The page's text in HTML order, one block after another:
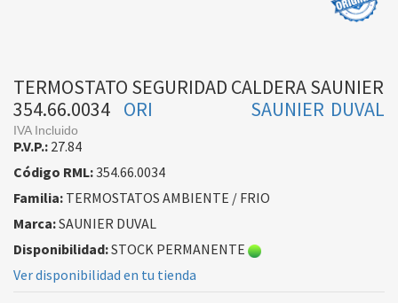
TERMOSTATO SEGURIDAD CALDERA SAUNIER
354.66.0034
SAUNIER DUVAL
ORI
IVA Incluido
P.V.P.: 27.84
Código RML:354.66.0034
Familia: TERMOSTATOS AMBIENTE / FRIO
Marca:SAUNIER DUVAL
Disponibilidad:STOCK PERMANENTE
Ver disponibilidad en tu tienda